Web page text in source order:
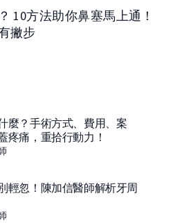
10方法助你鼻塞馬上通！
撇步
麼？手術方式、費用、案
疼痛，重拾行動力！
輕忽！陳加信醫師解析牙周